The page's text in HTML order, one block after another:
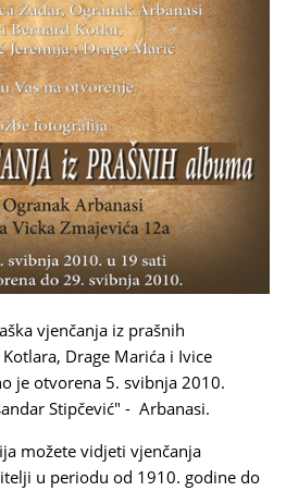
vjenčanja iz prašnih
Drage Marića i Ivice
je otvorena 5. svibnja 2010.
Stipčević" - Arbanasi.
možete vidjeti vjenčanja
u periodu od 1910. godine do